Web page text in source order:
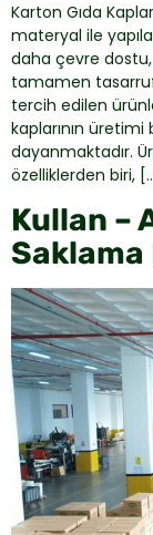
Karton Gıda
materyal ile
daha çevre dostu,
tamamen
tercih edilen
kaplarının üretimi
dayanmaktadır.
özelliklerden biri,
Kullan –
Saklama